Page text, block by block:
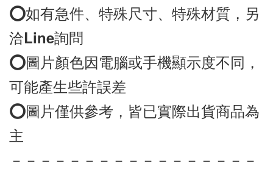
⭕️如有急件、特殊尺寸、特殊材質，另
洽Line詢問
⭕️圖片顏色因電腦或手機顯示度不同，
可能產生些許誤差
⭕️圖片僅供參考，皆已實際出貨商品為
－－－－－－－－－－－－－－－－－